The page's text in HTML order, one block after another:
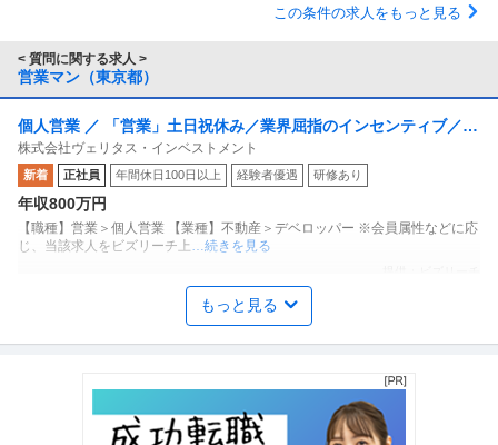
この条件の求人をもっと見る
< 質問に関する求人 >
営業マン（東京都）
個人営業 ／ 「営業」土日祝休み／業界屈指のインセンティブ／残
業月10h
株式会社ヴェリタス・インベストメント
新着 正社員 年間休日100日以上 経験者優遇 研修あり
年収800万円
【職種】営業＞個人営業 【業種】不動産＞デベロッパー ※会員属性などに応
じ、当該求人をビズリーチ上 …続きを見る
知財管理・行政書士 ／ 相続コンサルタント（遺言執行・遺産整理
業務）
株式会社埼玉りそな銀行
【職種】専門職＞知財管理・行政書士 【業種】金融＞銀行・信託銀行 ※会員
もっと見る